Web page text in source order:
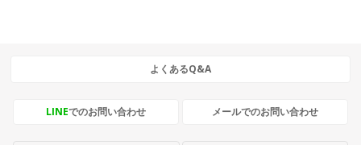
よくあるQ&A
LINEでのお問い合わせ メールでのお問い合わせ